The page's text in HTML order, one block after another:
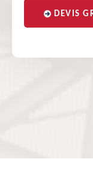
DEVIS